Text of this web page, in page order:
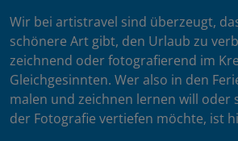
Wir bei artistravel sind überzeugt,
schönere Art gibt, den Urlaub zu
zeichnend oder fotografierend im
Gleichgesinnten. Wer also in den
malen und zeichnen lernen will oder
der Fotografie vertiefen möchte, ist